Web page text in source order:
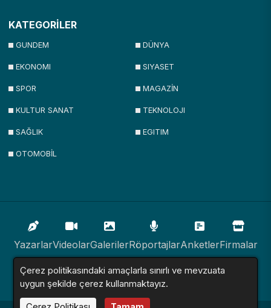
KATEGORİLER
GUNDEM DÜNYA
EKONOMI SIYASET
SPOR MAGAZİN
KULTUR SANAT TEKNOLOJI
SAĞLIK EGITIM
OTOMOBİL
YazarlarVideolarGalerilerRöportajlarAnketlerFirmalar
İlanlarResmi İlanlarSitemap
Çerez politikasındaki amaçlarla sınırlı ve mevzuata
uygun şekilde çerez kullanmaktayız.